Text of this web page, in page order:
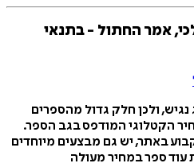
אמר החתול - בתנאי
ולכן חלק גדול מהספרים
הקטלוגי המודפס בגב הספר.
באתר, יש גם מבצעים מיוחדים
עוד ספר במחיר מעולה